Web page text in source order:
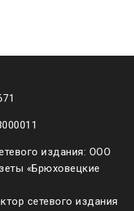
издания: ООО
«Брюховецкие
сетевого издания